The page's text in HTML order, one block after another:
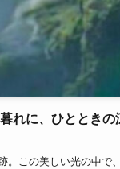
れに、ひとときの
この美しい光の中で